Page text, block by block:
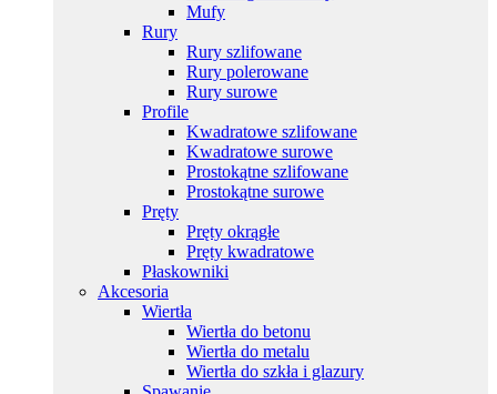
Mufy
Rury
Rury szlifowane
Rury polerowane
Rury surowe
Profile
Kwadratowe szlifowane
Kwadratowe surowe
Prostokątne szlifowane
Prostokątne surowe
Pręty
Pręty okrągłe
Pręty kwadratowe
Płaskowniki
Akcesoria
Wiertła
Wiertła do betonu
Wiertła do metalu
Wiertła do szkła i glazury